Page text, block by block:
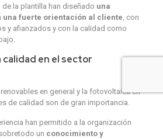
la plantilla han diseñado una
una fuerte orientación al cliente , con
y afianzados y con la calidad como
calidad en el sector
en general y la fotovoltaica en
de calidad son de gran importancia.
han permitido a la organización
un conocimiento y